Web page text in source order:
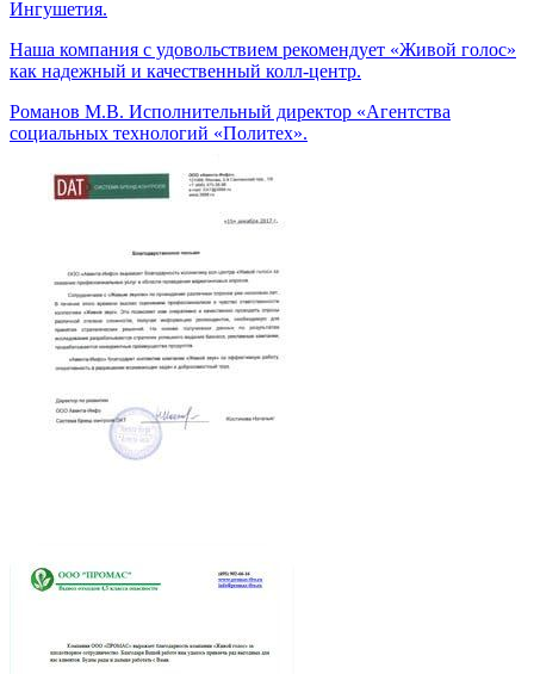
Ингушетия.
Наша компания с удовольствием рекомендует «Живой голос»
как надежный и качественный колл-центр.
Романов М.В. Исполнительный директор «Агентства
социальных технологий «Политех».